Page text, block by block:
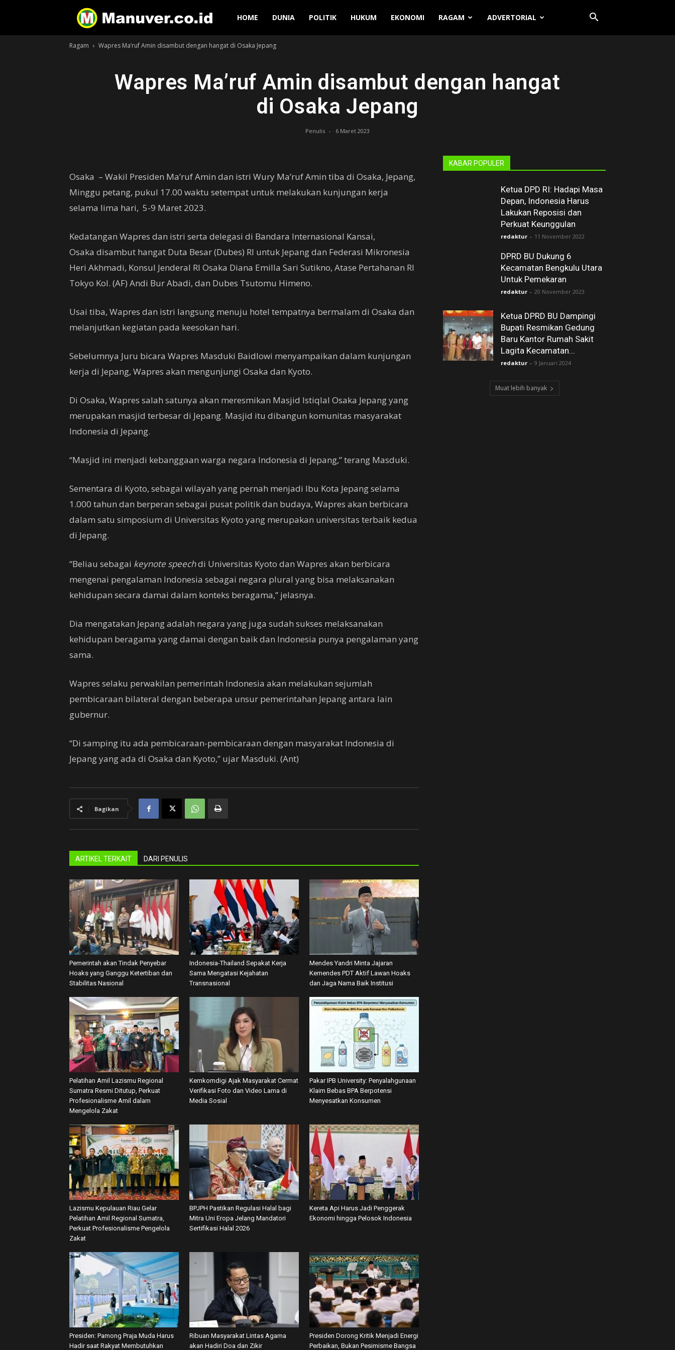
Manuver
HOME DUNIA POLITIK HUKUM EKONOMI RAGAM ADVERTORIAL
Ragam Wapres Ma’ruf Amin disambut dengan hangat di Osaka Jepang
Wapres Ma’ruf Amin disambut dengan hangat
di Osaka Jepang
Penulis - 6 Maret 2023
Osaka – Wakil Presiden Ma’ruf Amin dan istri Wury Ma’ruf Amin tiba di Osaka, Jepang,
Minggu petang, pukul 17.00 waktu setempat untuk melakukan kunjungan kerja
selama lima hari, 5-9 Maret 2023.
Kedatangan Wapres dan istri serta delegasi di Bandara Internasional Kansai,
Osaka disambut hangat Duta Besar (Dubes) RI untuk Jepang dan Federasi Mikronesia
Heri Akhmadi, Konsul Jenderal RI Osaka Diana Emilla Sari Sutikno, Atase Pertahanan RI
Tokyo Kol. (AF) Andi Bur Abadi, dan Dubes Tsutomu Himeno.
Usai tiba, Wapres dan istri langsung menuju hotel tempatnya bermalam di Osaka dan
melanjutkan kegiatan pada keesokan hari.
Sebelumnya Juru bicara Wapres Masduki Baidlowi menyampaikan dalam kunjungan
kerja di Jepang, Wapres akan mengunjungi Osaka dan Kyoto.
Di Osaka, Wapres salah satunya akan meresmikan Masjid Istiqlal Osaka Jepang yang
merupakan masjid terbesar di Jepang. Masjid itu dibangun komunitas masyarakat
Indonesia di Jepang.
“Masjid ini menjadi kebanggaan warga negara Indonesia di Jepang,” terang Masduki.
Sementara di Kyoto, sebagai wilayah yang pernah menjadi Ibu Kota Jepang selama
1.000 tahun dan berperan sebagai pusat politik dan budaya, Wapres akan berbicara
dalam satu simposium di Universitas Kyoto yang merupakan universitas terbaik kedua
di Jepang.
“Beliau sebagai keynote speechdi Universitas Kyoto dan Wapres akan berbicara
mengenai pengalaman Indonesia sebagai negara plural yang bisa melaksanakan
kehidupan secara damai dalam konteks beragama,” jelasnya.
Dia mengatakan Jepang adalah negara yang juga sudah sukses melaksanakan
kehidupan beragama yang damai dengan baik dan Indonesia punya pengalaman yang
sama.
Wapres selaku perwakilan pemerintah Indonesia akan melakukan sejumlah
pembicaraan bilateral dengan beberapa unsur pemerintahan Jepang antara lain
gubernur.
“Di samping itu ada pembicaraan-pembicaraan dengan masyarakat Indonesia di
Jepang yang ada di Osaka dan Kyoto,” ujar Masduki. (Ant)
Bagikan
ARTIKEL TERKAIT DARI PENULIS
Pemerintah akan Tindak Penyebar
Hoaks yang Ganggu Ketertiban dan
Stabilitas Nasional
Indonesia-Thailand Sepakat Kerja
Sama Mengatasi Kejahatan
Transnasional
Mendes Yandri Minta Jajaran
Kemendes PDT Aktif Lawan Hoaks
dan Jaga Nama Baik Institusi
Pelatihan Amil Lazismu Regional
Sumatra Resmi Ditutup, Perkuat
Profesionalisme Amil dalam
Mengelola Zakat
Kemkomdigi Ajak Masyarakat Cermat
Verifikasi Foto dan Video Lama di
Media Sosial
Pakar IPB University: Penyalahgunaan
Klaim Bebas BPA Berpotensi
Menyesatkan Konsumen
Lazismu Kepulauan Riau Gelar
Pelatihan Amil Regional Sumatra,
Perkuat Profesionalisme Pengelola
Zakat
BPJPH Pastikan Regulasi Halal bagi
Mitra Uni Eropa Jelang Mandatori
Sertifikasi Halal 2026
Kereta Api Harus Jadi Penggerak
Ekonomi hingga Pelosok Indonesia
Presiden: Pamong Praja Muda Harus
Hadir saat Rakyat Membutuhkan
Ribuan Masyarakat Lintas Agama
akan Hadiri Doa dan Zikir
Presiden Dorong Kritik Menjadi Energi
Perbaikan, Bukan Pesimisme Bangsa
KABAR POPULER
Ketua DPD RI: Hadapi Masa
Depan, Indonesia Harus
Lakukan Reposisi dan
Perkuat Keunggulan
redaktur - 11 November 2022
DPRD BU Dukung 6
Kecamatan Bengkulu Utara
Untuk Pemekaran
redaktur - 20 November 2023
Ketua DPRD BU Dampingi
Bupati Resmikan Gedung
Baru Kantor Rumah Sakit
Lagita Kecamatan...
redaktur - 9 Januari 2024
Muat lebih banyak